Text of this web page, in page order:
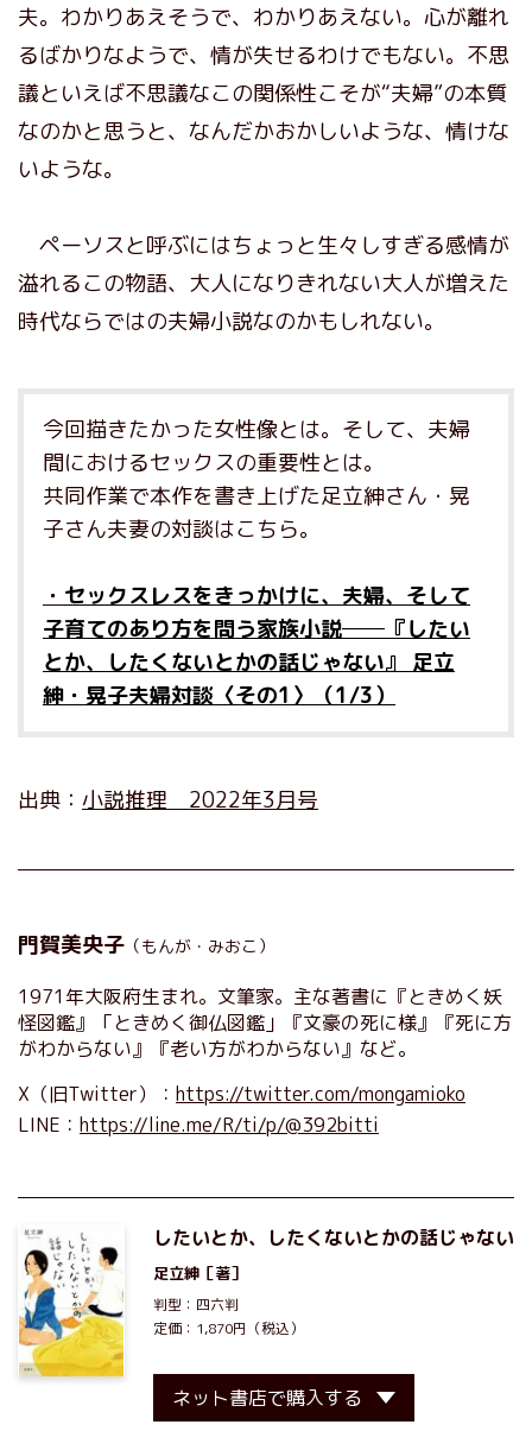
夫。わかりあえそうで、わかりあえない。心が離れ
るばかりなようで、情が失せるわけでもない。不思
議といえば不思議なこの関係性こそが“夫婦”の本質
なのかと思うと、なんだかおかしいような、情けな
いような。
ペーソスと呼ぶにはちょっと生々しすぎる感情が
溢れるこの物語、大人になりきれない大人が増えた
時代ならではの夫婦小説なのかもしれない。
今回描きたかった女性像とは。そして、夫婦
間におけるセックスの重要性とは。
共同作業で本作を書き上げた足立紳さん・晃
子さん夫妻の対談はこちら。
・ セックスレスをきっかけに、夫婦、そして
子育てのあり方を問う家族小説──『したい
とか、したくないとかの話じゃない』 足立
紳・晃子夫婦対談〈その1〉（1/3）
出典： 小説推理 2022年3月号
門賀美央子 （もんが・みおこ）
1971年大阪府生まれ。文筆家。主な著書に『ときめく妖
怪図鑑』「ときめく御仏図鑑」『文豪の死に様』『死に方
がわからない』『老い方がわからない』など。
X（旧Twitter）： https://twitter.com/mongamioko
LINE： https://line.me/R/ti/p/@392bitti
したいとか、したくないとかの話じゃない
足立紳 ［著］
判型：四六判
定価：1,870円（税込）
ネット書店で購入する